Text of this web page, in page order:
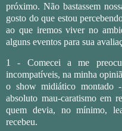
próximo. Não bastassem
gosto do que estou
ao que iremos viver no
alguns eventos para sua
1 - Comecei a me
incompatíveis, na minha
o show midiático montado
absoluto mau-caratismo em
quem devia, no mínimo,
recebeu.